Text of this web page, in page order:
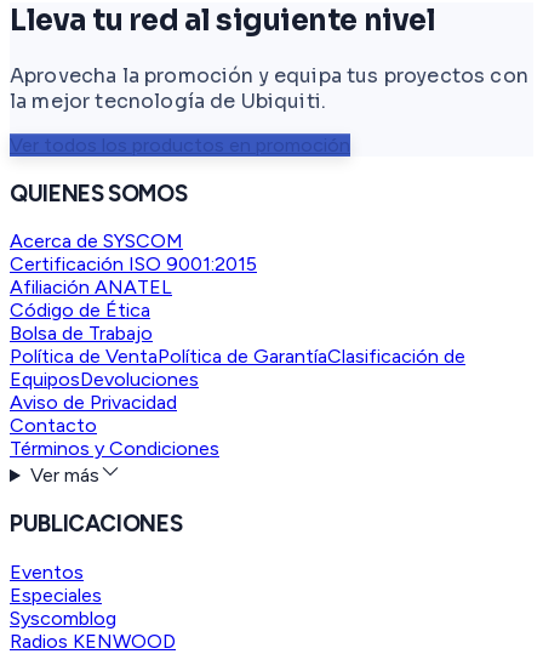
Lleva tu red al siguiente nivel
Aprovecha la promoción y equipa tus proyectos con
la mejor tecnología de Ubiquiti.
Ver todos los productos en promoción
QUIENES SOMOS
Acerca de SYSCOM
Certificación ISO 9001:2015
Afiliación ANATEL
Código de Ética
Bolsa de Trabajo
Política de VentaPolítica de GarantíaClasificación de
EquiposDevoluciones
Aviso de Privacidad
Contacto
Términos y Condiciones
Ver más
PUBLICACIONES
Eventos
Especiales
Syscomblog
Radios KENWOOD